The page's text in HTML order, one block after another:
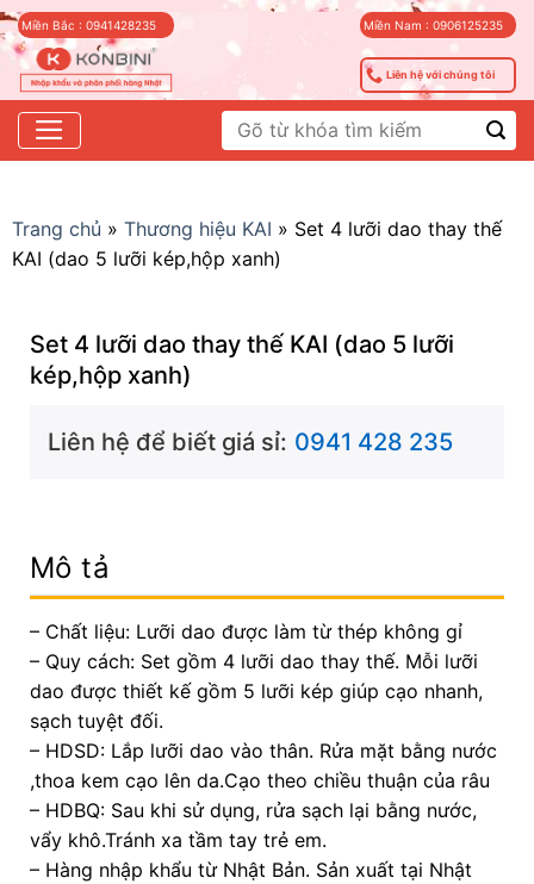
Skip
to
content
Miền Bắc : 0941428235 Miền Nam : 0906125235
Liên hệ với chúng tôi
Tìm
kiếm:
Trang chủ » Thương hiệu KAI » Set 4 lưỡi dao thay thế
KAI (dao 5 lưỡi kép,hộp xanh)
Set 4 lưỡi dao thay thế KAI (dao 5 lưỡi
kép,hộp xanh)
Liên hệ để biết giá sỉ: 0941 428 235
Mô tả
– Chất liệu: Lưỡi dao được làm từ thép không gỉ
– Quy cách: Set gồm 4 lưỡi dao thay thế. Mỗi lưỡi
dao được thiết kế gồm 5 lưỡi kép giúp cạo nhanh,
sạch tuyệt đối.
– HDSD: Lắp lưỡi dao vào thân. Rửa mặt bằng nước
,thoa kem cạo lên da.Cạo theo chiều thuận của râu
– HDBQ: Sau khi sử dụng, rửa sạch lại bằng nước,
vẩy khô.Tránh xa tầm tay trẻ em.
– Hàng nhập khẩu từ Nhật Bản. Sản xuất tại Nhật